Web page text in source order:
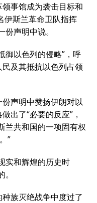
事馆成为袭击目标和
伊斯兰革命卫队指挥
声明中说。
御以色列的侵略”，呼
及其抵抗以色列占领
声明中赞扬伊朗对以
出了“必要的反应”，
兰共和国的一项固有权
”
实和辉煌的历史时
族灭绝战争中度过了